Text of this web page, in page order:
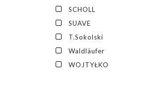
SCHOLL
SUAVE
T.Sokolski
Waldläufer
WOJTYŁKO